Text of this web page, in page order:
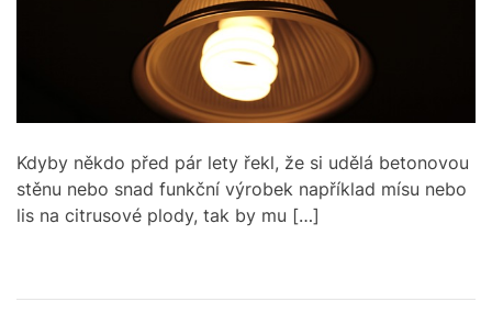
e
a
i
m
e
Kdyby někdo před pár lety řekl, že si udělá betonovou
stěnu nebo snad funkční výrobek například mísu nebo
lis na citrusové plody, tak by mu […]